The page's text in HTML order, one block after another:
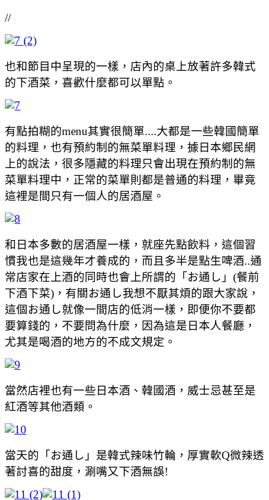
//
也和節目中呈現的一樣，店內的桌上放著許多韓式
的下酒菜，喜歡什麼都可以單點。
有點拍糊的menu其實很簡單....大都是一些韓國簡單
的料理，也有預約制的無菜單料理，據日本鄉民網
上的說法，很多隱藏的料理只會出現在預約制的無
菜單料理中，正常的菜單則都是普通的料理，畢竟
這裡是間只有一個人的居酒屋。
和日本多數的居酒屋一樣，就座先點飲料，這個習
慣我也是這幾年才養成的，而且多半是點生啤酒..通
常店家在上酒的同時也會上所謂的「お通し」(餐前
下酒下菜)，有關お通し我想不厭其煩的跟大家說，
這個お通し就像一間店的低消一樣，即便你不要都
要算錢的，不要問為什麼，因為這是日本人餐廳，
尤其是喝酒的地方的不成文規定。
當然店裡也有一些日本酒、韓國酒，威士忌甚至是
紅酒等其他酒類。
當天的「お通し」是韓式辣味竹輪，厚實軟Q微辣透
著討喜的甜度，涮嘴又下酒無誤!